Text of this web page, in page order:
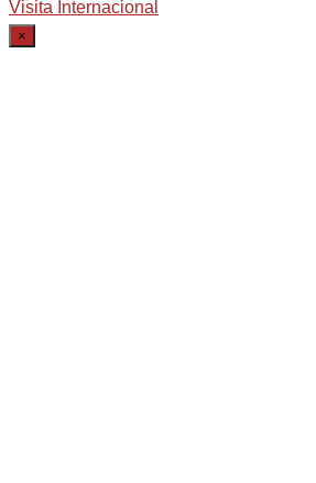
Visita Internacional
×